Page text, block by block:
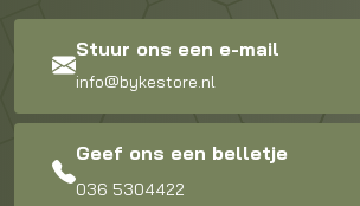
Stuur ons een e-mail
info@bykestore.nl
Geef ons een belletje
036 5304422